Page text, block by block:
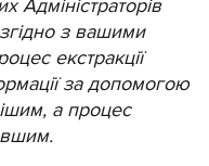
Адміністраторів
з вашими
екстракції
за допомогою
а процес